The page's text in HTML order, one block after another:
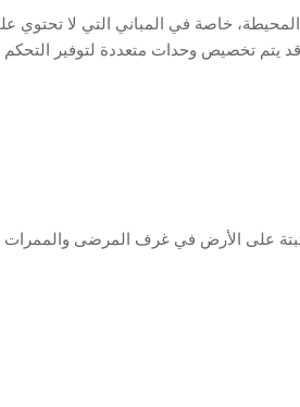
المحيطة، خاصة في المباني التي لا
يتم تخصيص وحدات متعددة لتوفير
على الأرض في غرف المرضى